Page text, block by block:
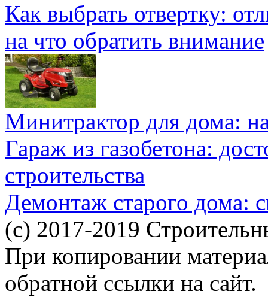
Как выбрать отвертку:
на что обратить внимание
Минитрактор для дома:
Гараж из газобетона:
строительства
Демонтаж старого дома:
(c) 2017-2019
При копировании
обратной ссылки на сайт.